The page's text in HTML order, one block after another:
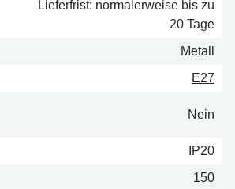
Lieferfrist: normalerweise bis zu
20 Tage
Metall
E27
Nein
IP20
150